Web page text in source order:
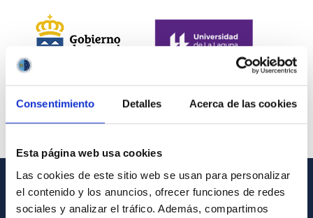
Consentimiento Detalles Acerca de las cookies
Esta página web usa cookies
Las cookies de este sitio web se usan para personalizar
el contenido y los anuncios, ofrecer funciones de redes
sociales y analizar el tráfico. Además, compartimos
INFORMACIÓN GENERAL